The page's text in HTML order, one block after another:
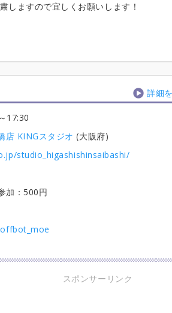
しますので宜しくお願いします！
詳細
～17:30
店 KINGスタジオ (大阪府)
studio_higashishinsaibashi/
加：500円
スポンサーリンク